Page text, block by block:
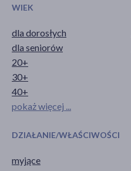
WIEK
dla dorosłych
dla seniorów
20+
30+
40+
pokaż więcej ...
DZIAŁANIE/WŁAŚCIWOŚCI
myjące